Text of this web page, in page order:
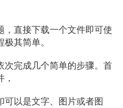
，直接下载一个文件即可使
其简单。
次完成几个简单的步骤。首
可以是文字、图片或者图